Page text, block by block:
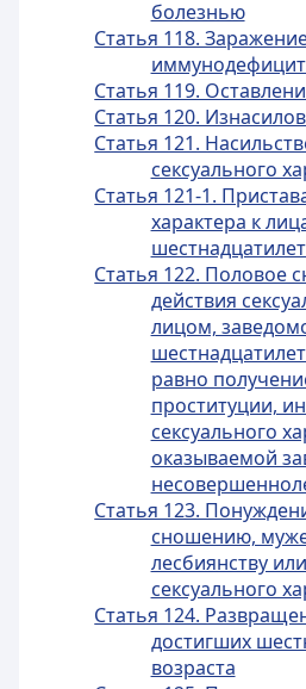
болезнью
Статья 118.
Статья 119.
Статья 120.
Статья 121.
сексуального
Статья 121-1.
характера к
Статья 122. Половое
действия
лицом,
равно
проституции,
сексуального
оказываемой
Статья 123.
сношению,
лесбиянству
сексуального
Статья 124.
достигших
возраста